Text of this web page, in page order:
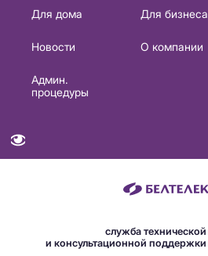
Основная
навигация
Для дома Для бизнеса
Новости
О компании
Админ.
процедуры
служба технической
и консультационной поддержки